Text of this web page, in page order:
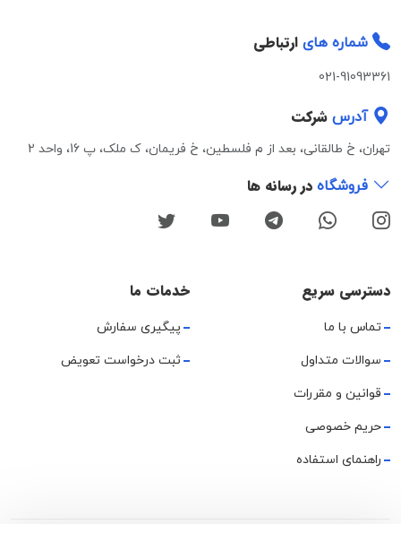
شماره های ارتباطی
021-91093361
آدرس شرکت
تهران، خ طالقانی، بعد از م فلسطین، خ فریمان، ک ملک، پ 16، واحد 2
فروشگاه در رسانه ها
دسترسی سریع
تماس با ما
سوالات متداول
قوانین و مقررات
حریم خصوصی
راهنمای استفاده
خدمات ما
پیگیری سفارش
ثبت درخواست تعویض